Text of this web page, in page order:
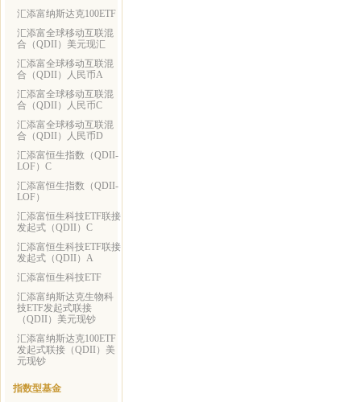
汇添富纳斯达克100ETF
汇添富全球移动互联混
合（QDII）美元现汇
汇添富全球移动互联混
合（QDII）人民币A
汇添富全球移动互联混
合（QDII）人民币C
汇添富全球移动互联混
合（QDII）人民币D
汇添富恒生指数（QDII-
LOF）C
汇添富恒生指数（QDII-
LOF）
汇添富恒生科技ETF联接
发起式（QDII）C
汇添富恒生科技ETF联接
发起式（QDII）A
汇添富恒生科技ETF
汇添富纳斯达克生物科
技ETF发起式联接
（QDII）美元现钞
汇添富纳斯达克100ETF
发起式联接（QDII）美
元现钞
指数型基金